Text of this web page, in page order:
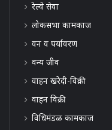
रेल्वे सेवा
लोकसभा कामकाज
वन व पर्यावरण
वन्य जीव
वाहन खरेदी-विक्री
वाहन विक्री
विधिमंडळ कामकाज